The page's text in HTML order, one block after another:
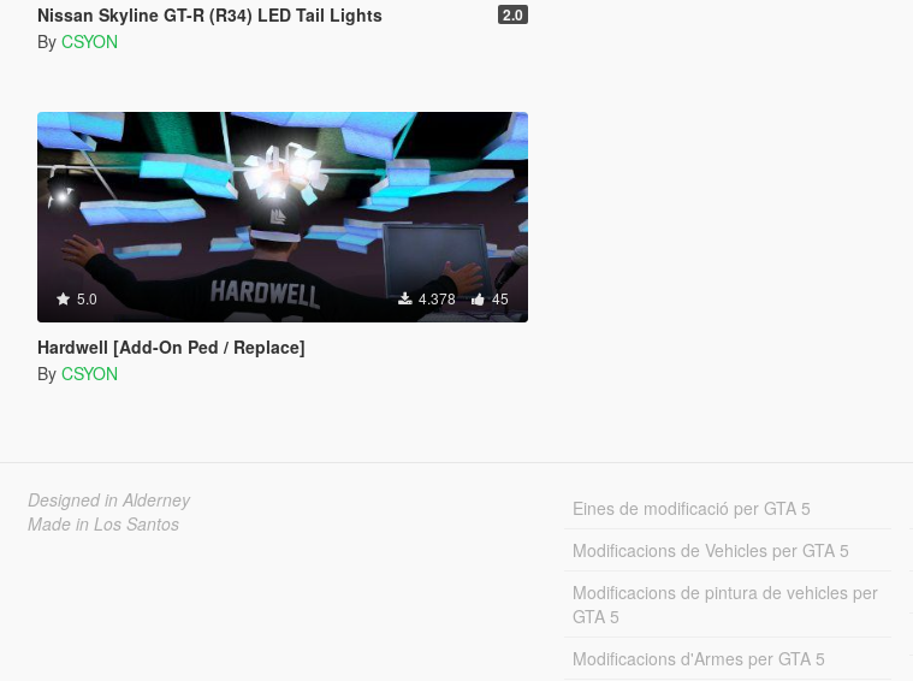
Nissan Skyline GT-R (R34) LED Tail Lights 2.0
By CSYON
5.0 4.378 45
Hardwell [Add-On Ped / Replace]
By CSYON
Designed in Alderney
Made in Los Santos
Eines de modificació per GTA 5
Modificacions de Vehicles per GTA 5
Modificacions de pintura de vehicles per
GTA 5
Modificacions d'Armes per GTA 5